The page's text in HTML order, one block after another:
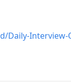
Daily-Interview-